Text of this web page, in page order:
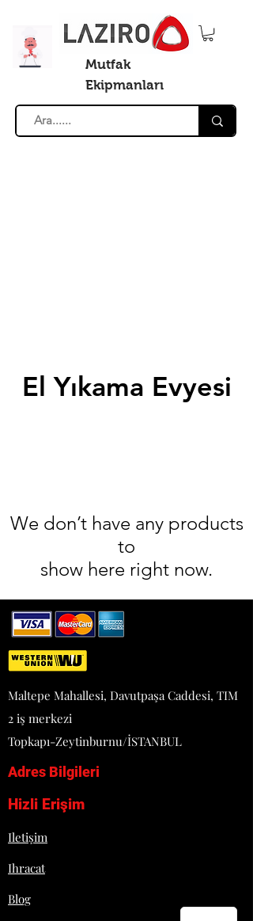
Mutfak
Ekipmanları
El Yıkama Evyesi
We don’t have any products
to
show here right now.
Maltepe Mahallesi, Davutpaşa Caddesi, TIM
2 iş merkezi
Topkapı-Zeytinburnu/İSTANBUL
Adres Bilgileri
Hizli Erişim
Iletişim
Ihracat
Blog